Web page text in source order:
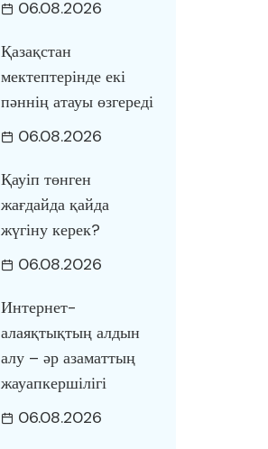
06.08.2026
Қазақстан
мектептерінде екі
пәннің атауы өзгереді
06.08.2026
Қауіп төнген
жағдайда қайда
жүгіну керек?
06.08.2026
Интернет-
алаяқтықтың алдын
алу – әр азаматтың
жауапкершілігі
06.08.2026